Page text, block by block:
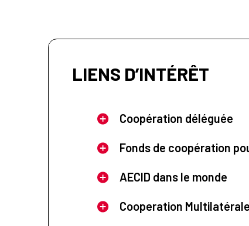
LIENS D’INTÉRÊT
Coopération déléguée
Fonds de coopération
AECID dans le monde
Cooperation Multilatérale